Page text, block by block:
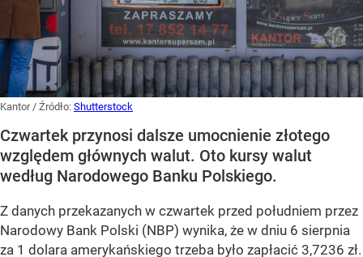
Kantor/ Źródło: Shutterstock
Czwartek przynosi dalsze umocnienie złotego
względem głównych walut. Oto kursy walut
według Narodowego Banku Polskiego.
Z danych przekazanych w czwartek przed południem przez
Narodowy Bank Polski (NBP) wynika, że w dniu 6 sierpnia
za 1 dolara amerykańskiego trzeba było zapłacić 3,7236 zł.